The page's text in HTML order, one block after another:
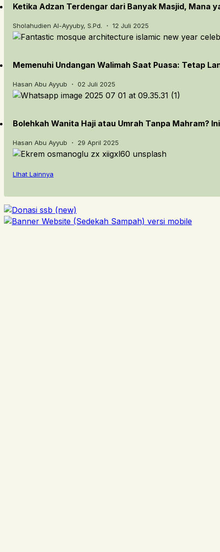
Ketika Adzan Terdengar dari Banyak Masjid, Mana
Sholahudien Al-Ayyuby, S.Pd. ・ 12 Juli 2025
Memenuhi Undangan Walimah Saat Puasa: Tetap
Hasan Abu Ayyub ・ 02 Juli 2025
Bolehkah Wanita Haji atau Umrah Tanpa Mahram?
Hasan Abu Ayyub ・ 29 April 2025
LIhat Lainnya